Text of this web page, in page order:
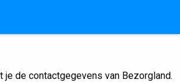
je de contactgegevens van Bezorgland.